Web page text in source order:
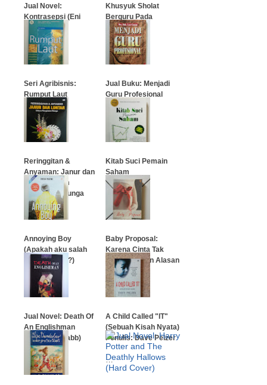
Jual Novel:
Kontrasepsi (Eni
Martini)
…
Khusyuk Sholat
Berguru Pada
Rasulullah
…
Seri Agribisnis:
Rumput Laut
Jual Buku: Menjadi
Guru Profesional
Reringgitan &
Anyaman: Janur dan
Lontar Dalam
Rangkaian Bunga
…
Kitab Suci Pemain
Saham
Annoying Boy
(Apakah aku salah
mengenalmu?)
Baby Proposal:
Karena Cinta Tak
Membutuhkan Alasan
…
Jual Novel: Death Of
An Englishman
(Magdalen Nabb)
…
A Child Called "IT"
(Sebuah Kisah Nyata)
Penulis: Dave Pelzer
…